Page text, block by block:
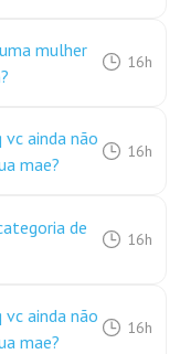
mulher
16h
vc ainda não
mae?
16h
de
16h
vc ainda não
mae?
16h